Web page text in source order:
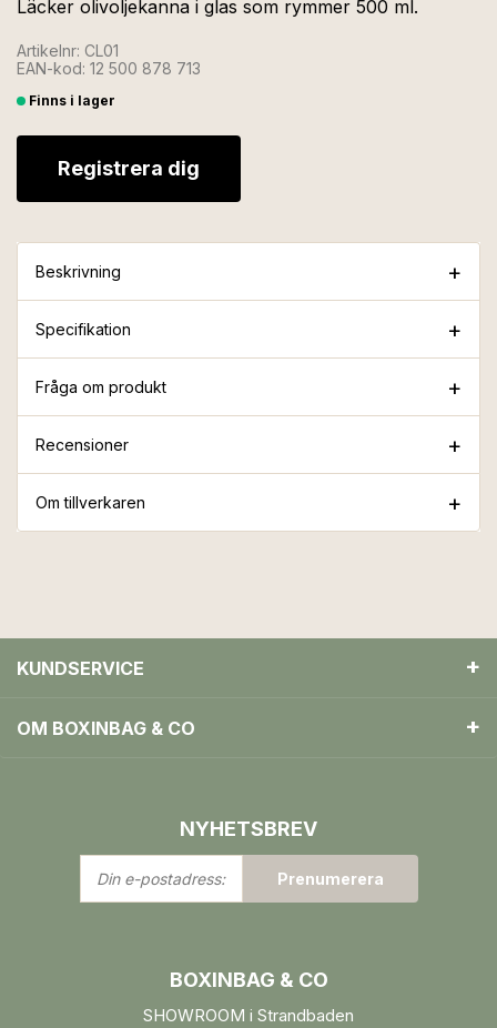
Läcker olivoljekanna i glas som rymmer 500 ml.
Artikelnr: CL01
EAN-kod: 12 500 878 713
Finns i lager
Registrera dig
Beskrivning
Specifikation
Fråga om produkt
Recensioner
Om tillverkaren
KUNDSERVICE
OM BOXINBAG & CO
NYHETSBREV
Din
e-
Prenumerera
BOXINBAG & CO
SHOWROOM i Strandbaden